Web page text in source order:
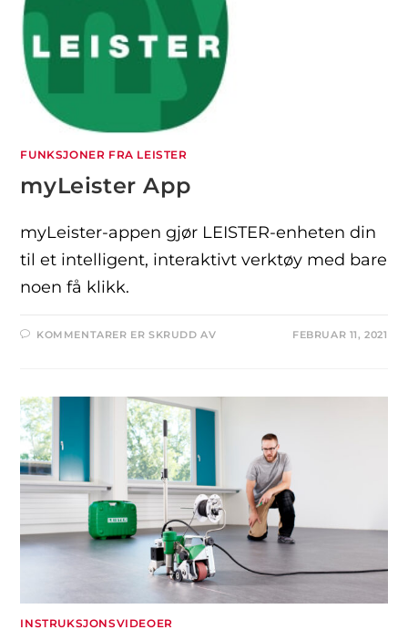
FUNKSJONER FRA LEISTER
myLeister App
myLeister-appen gjør LEISTER-enheten din
til et intelligent, interaktivt verktøy med bare
noen få klikk.
KOMMENTARER ER SKRUDD AV FEBRUAR 11, 2021
INSTRUKSJONSVIDEOER